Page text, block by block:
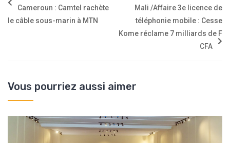
Cameroun : Camtel rachète
le câble sous-marin à MTN
Mali /Affaire 3e licence de
téléphonie mobile : Cesse
Kome réclame 7 milliards de F
CFA
Vous pourriez aussi aimer